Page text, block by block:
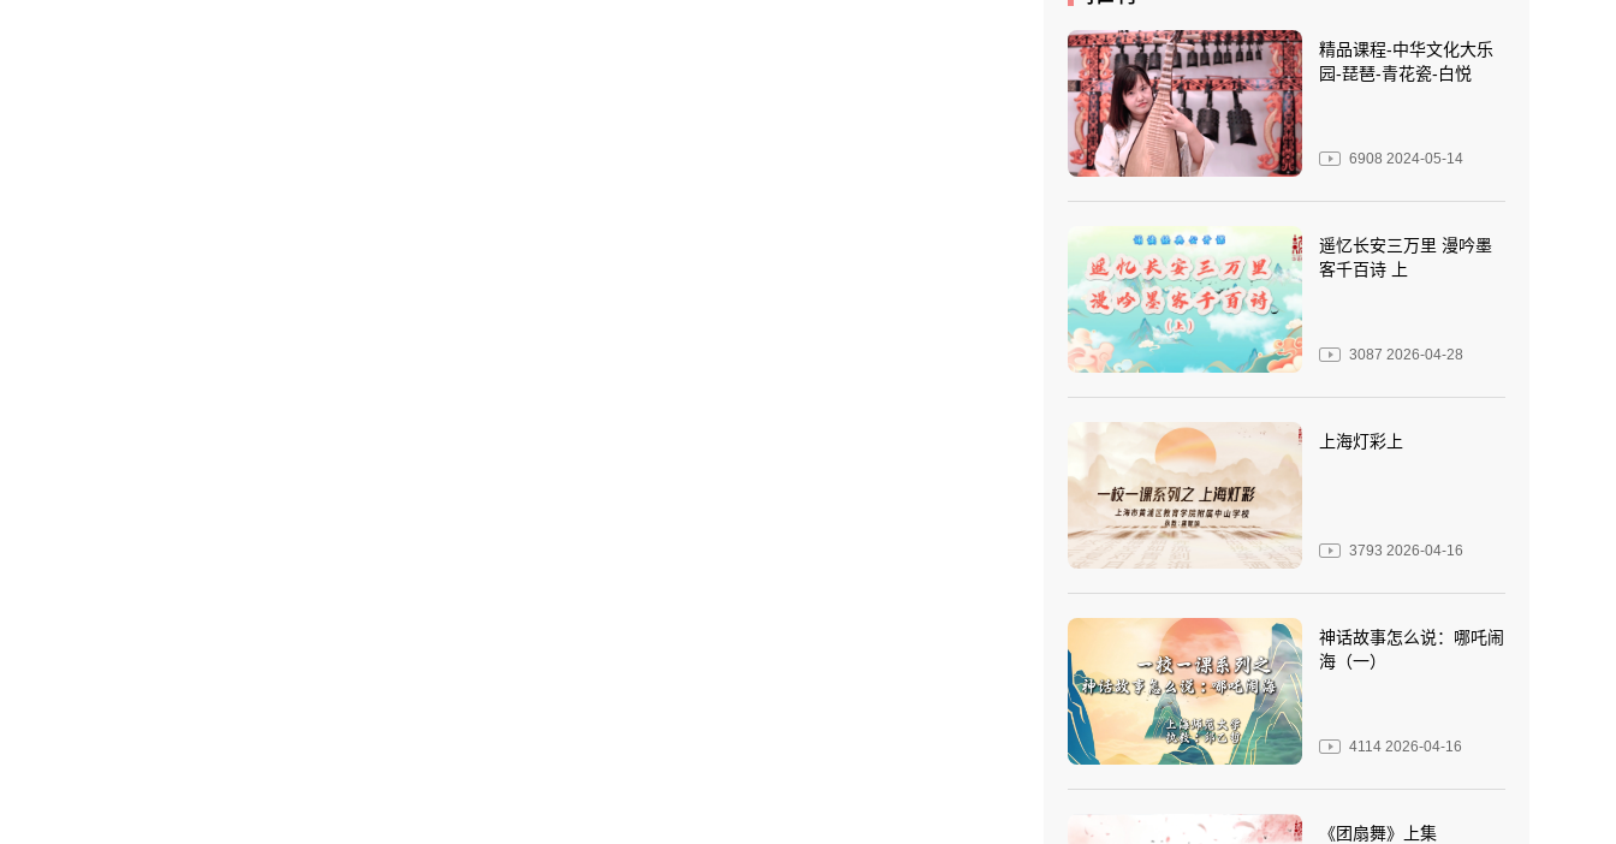
精品课程-中华文化大乐
园-琵琶-青花瓷-白悦
6908 2024-05-14
遥忆长安三万里 漫吟墨
客千百诗 上
3087 2026-04-28
上海灯彩上
3793 2026-04-16
神话故事怎么说：哪吒闹
海（一）
4114 2026-04-16
《团扇舞》上集